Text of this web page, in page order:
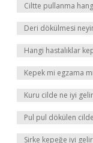
Ciltte pullanma
Deri dökülmesi
Hangi hastalıklar
Kepek mi egzama mı
Kuru cilde ne iyi
Pul pul dökülen
Sirke kepeğe iyi